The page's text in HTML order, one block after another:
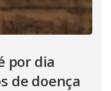
por dia
de doença